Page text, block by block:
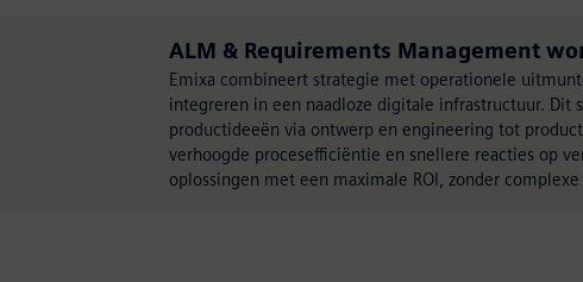
ALM & Requirements Management
Emixa combineert strategie met operationele
integreren in een naadloze digitale infrastructuur. Dit
productideeën via ontwerp en engineering tot
verhoogde procesefficiëntie en snellere reacties op
oplossingen met een maximale ROI, zonder complexe